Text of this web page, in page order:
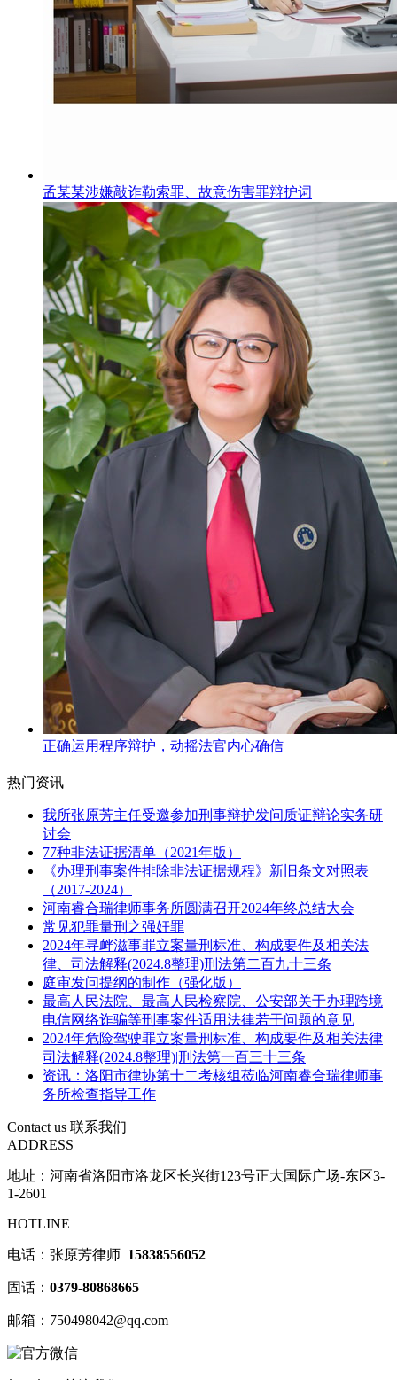
孟某某涉嫌敲诈勒索罪、故意伤害罪辩护词
正确运用程序辩护，动摇法官内心确信
热门资讯
我所张原芳主任受邀参加刑事辩护发问质证辩论实务研
讨会
77种非法证据清单（2021年版）
《办理刑事案件排除非法证据规程》新旧条文对照表
（2017-2024）
河南睿合瑞律师事务所圆满召开2024年终总结大会
常见犯罪量刑之强奸罪
2024年寻衅滋事罪立案量刑标准、构成要件及相关法
律、司法解释(2024.8整理)刑法第二百九十三条
庭审发问提纲的制作（强化版）
最高人民法院、最高人民检察院、公安部关于办理跨境
电信网络诈骗等刑事案件适用法律若干问题的意见
2024年危险驾驶罪立案量刑标准、构成要件及相关法律
司法解释(2024.8整理)|刑法第一百三十三条
资讯：洛阳市律协第十二考核组莅临河南睿合瑞律师事
务所检查指导工作
Contact us 联系我们
ADDRESS
地址：河南省洛阳市洛龙区长兴街123号正大国际广场-东区3-
1-2601
HOTLINE
电话：张原芳律师 15838556052
固话： 0379-80868665
邮箱：750498042@qq.com